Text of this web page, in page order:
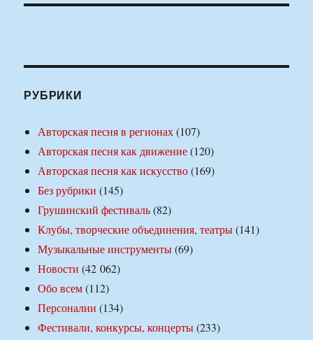
РУБРИКИ
Авторская песня в регионах(107)
Авторская песня как движение(120)
Авторская песня как искусство(169)
Без рубрики (145)
Грушинский фестиваль(82)
Клубы, творческие объединения, театры(141)
Музыкальные инструменты(69)
Новости (42 062)
Обо всем(112)
Персоналии (134)
Фестивали, конкурсы, концерты(233)